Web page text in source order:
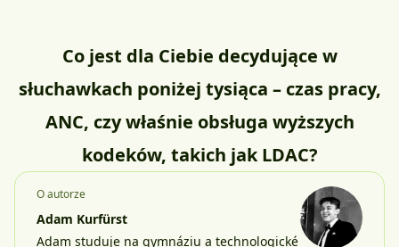
Co jest dla Ciebie decydujące w
słuchawkach poniżej tysiąca – czas pracy,
ANC, czy właśnie obsługa wyższych
kodeków, takich jak LDAC?
O autorze
Adam Kurfürst
Adam studuje na gymnáziu a technologické